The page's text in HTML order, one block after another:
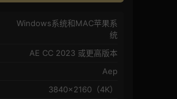
Windows系统和MAC苹果系
统
AE CC 2023 或更高版本
Aep
3840×2160（4K）